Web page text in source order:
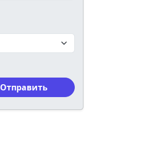
Отправить